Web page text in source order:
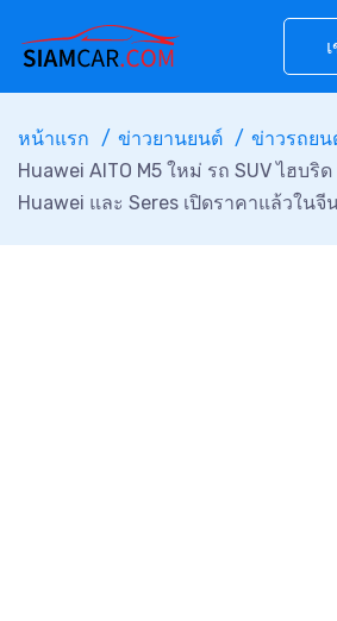
หน้าแรก ข่าวยานยนต์
ข่าวรถยน
Huawei AITO M5 ใหม่ รถ SUV ไฮบริ
Huawei และ Seres เปิดราคาแล้วในจี